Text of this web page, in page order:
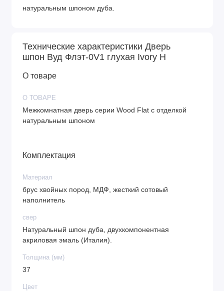
натуральным шпоном дуба.
Технические характеристики Дверь
шпон Вуд Флэт-0V1 глухая Ivory H
О товаре
О ТОВАРЕ
Межкомнатная дверь серии Wood Flat с отделкой
натуральным шпоном
Комплектация
Материал
брус хвойных пород, МДФ, жесткий сотовый
наполнитель
свер
Натуральный шпон дуба, двухкомпонентная
акриловая эмаль (Италия).
Толщина (мм)
37
Цвет